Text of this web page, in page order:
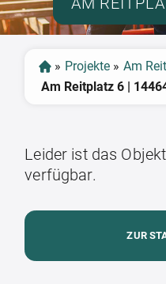
» Projekte » Am
Am Reitplatz 6 |
Leider ist das
verfügbar.
ZUR